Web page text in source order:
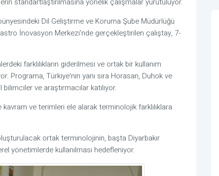
Dil Geliştirme ve Koruma Şube Müdürlüğü
İnovasyon Merkezi'nde gerçekleştirilen çalıştay, 7-
farklılıkların giderilmesi ve ortak bir kullanım
Programa, Türkiye'nin yanı sıra Horasan, Duhok ve
ve araştırmacılar katılıyor.
kavram ve terimleri ele alarak terminolojik farklılıklara
ortak terminolojinin, başta Diyarbakır
yönetimlerde kullanılması hedefleniyor.